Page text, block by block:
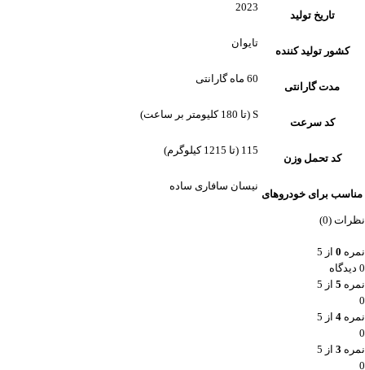
تاریخ تولید
2023
کشور تولید کننده
تایوان
مدت گارانتی
60 ماه گارانتی
کد سرعت
S (تا 180 کلیومتر بر ساعت)
کد تحمل وزن
115 (تا 1215 کیلوگرم)
مناسب برای خودروهای
نیسان سافاری ساده
نظرات (0)
نمره 0 از 5
0 دیدگاه
نمره 5 از 5
0
نمره 4 از 5
0
نمره 3 از 5
0